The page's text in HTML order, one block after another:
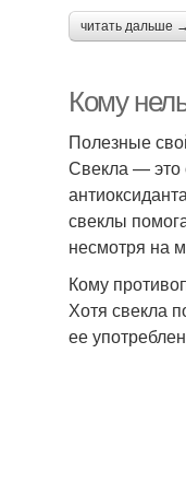
читать дальше →
Кому
Полезные
Свекла — это
свеклы
несмотря на
Кому
Хотя свекла
ее